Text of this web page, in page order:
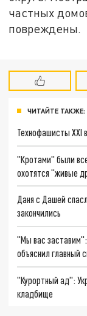
частных
повреждены.
ЧИТАЙТЕ ТАКЖЕ:
Технофашисты XXI
"Кротами" были
охотятся "живые
Даня с Дашей
закончились
"Мы вас
объяснил главный
"Курортный ад":
кладбище